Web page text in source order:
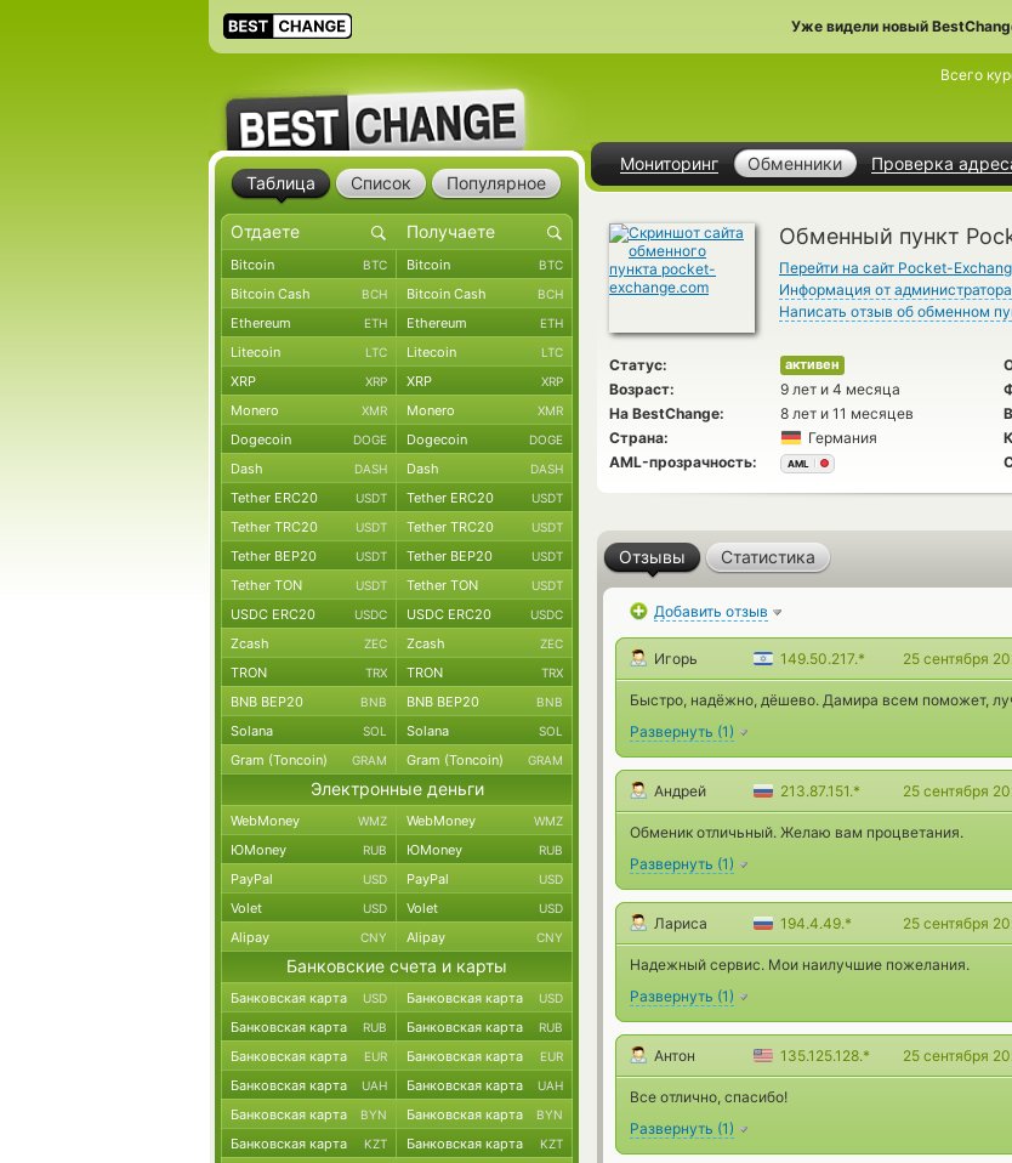
Уже видели новый
Мониторинг Обменники Проверка
Всего
Обменный пункт
Перейти на сайт Pocket-
Информация от
Написать отзыв об обменном
Статус: активен
Возраст: 9 лет и 4 месяца
На BestChange: 8 лет и 11 месяцев
Страна:
Германия
AML-прозрачность:
AML
Отзывы Статистика
Добавить отзыв
Игорь 149.50.217.* 25 сентября
Быстро, надёжно, дёшево. Дамира всем поможет,
Развернуть (1)
Андрей 213.87.151.* 25 сентября
Обменик отличьный. Желаю вам процветания.
Развернуть (1)
Лариса 194.4.49.* 25 сентября
Надежный сервис. Мои наилучшие пожелания.
Развернуть (1)
Антон 135.125.128.* 25 сентября
Все отлично, спасибо!
Развернуть (1)
Таблица Список Популярное
Bitcoin BTC Bitcoin BTC
Bitcoin Cash BCH Bitcoin Cash BCH
Ethereum ETH Ethereum ETH
Litecoin LTC Litecoin LTC
XRP XRP XRP XRP
Monero XMR Monero XMR
Dogecoin DOGE Dogecoin DOGE
Dash DASH Dash DASH
Tether ERC20 USDT Tether ERC20 USDT
Tether TRC20 USDT Tether TRC20 USDT
Tether BEP20 USDT Tether BEP20 USDT
Tether TON USDT Tether TON USDT
USDC ERC20 USDC USDC ERC20 USDC
Zcash ZEC Zcash ZEC
TRON TRX TRON TRX
BNB BEP20 BNB BNB BEP20 BNB
Solana SOL Solana SOL
Gram (Toncoin) GRAM Gram (Toncoin) GRAM
Электронные деньги
WebMoney WMZ WebMoney WMZ
ЮMoney RUB ЮMoney RUB
PayPal USD PayPal USD
Volet USD Volet USD
Alipay CNY Alipay CNY
Банковские счета и карты
Банковская карта USD Банковская карта USD
Банковская карта RUB Банковская карта RUB
Банковская карта EUR Банковская карта EUR
Банковская карта UAH Банковская карта UAH
Банковская карта BYN Банковская карта BYN
Банковская карта KZT Банковская карта KZT